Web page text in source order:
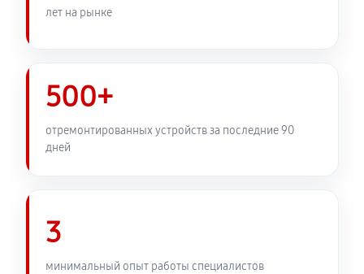
2570 руб
Замена задней панели
Замена диска управления
лет на рынке
500+
отремонтированных устройств за последние 90
дней
3
минимальный опыт работы специалистов